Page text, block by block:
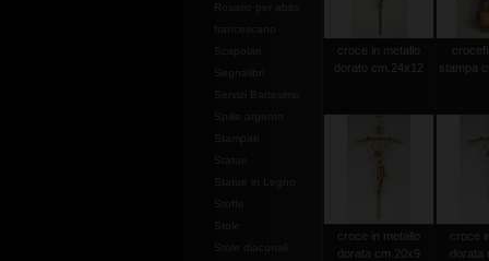
Rosario per abito
francescano
Scapolari
Segnalibri
Servizi Battesimo
Spille argento
Stampati
Statue
Statue in Legno
Stoffe
Stole
Stole diaconali
croce in metallo
dorato cm.24x12
stampa
croce in metallo
dorata cm.20x9
croce
dorata